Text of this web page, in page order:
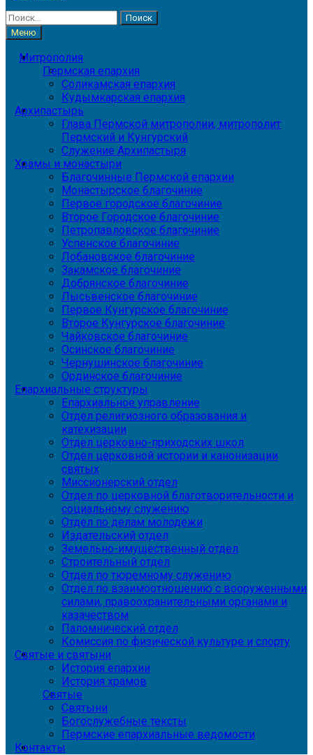
Найти:
Меню
Митрополия
Пермская епархия
Соликамская епархия
Кудымкарская епархия
Архипастырь
Глава Пермской митрополии, митрополит
Пермский и Кунгурский
Служение Архипастыря
Храмы и монастыри
Благочинные Пермской епархии
Монастырское благочиние
Первое городское благочиние
Второе Городское благочиние
Петропавловское благочиние
Успенское благочиние
Лобановское благочиние
Закамское благочиние
Добрянское благочиние
Лысьвенское благочиние
Первое Кунгурское благочиние
Второе Кунгурское благочиние
Чайковское благочиние
Осинское благочиние
Чернушинское благочиние
Ординское благочиние
Епархиальные структуры
Епархиальное управление
Отдел религиозного образования и
катехизации
Отдел церковно-приходских школ
Отдел церковной истории и канонизации
святых
Миссионерский отдел
Отдел по церковной благотворительности и
социальному служению
Отдел по делам молодежи
Издательский отдел
Земельно-имущественный отдел
Строительный отдел
Отдел по тюремному служению
Отдел по взаимоотношению с вооруженными
силами, правоохранительными органами и
казачеством
Паломнический отдел
Комиссия по физической культуре и спорту
Святые и святыни
История епархии
История храмов
Святые
Святыни
Богослужебные тексты
Пермские епархиальные ведомости
Контакты